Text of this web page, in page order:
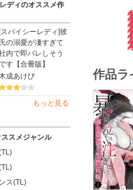
ディのオススメ作
[スパイシーレディ]彼
氏の溺愛が凄すぎて
内で即バレしそう
す【合冊版】
成あけび
もっと見る
スメジャンル
ス(TL)
作品